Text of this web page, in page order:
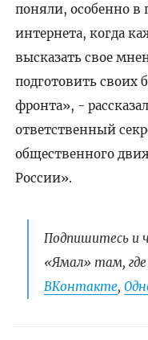
поняли, особенно в
интернета, когда
высказать свое
подготовить своих
фронта», -
ответственный
общественного
России».
Подпишитесь и
«Ямал» там, где
ВКонтакте,